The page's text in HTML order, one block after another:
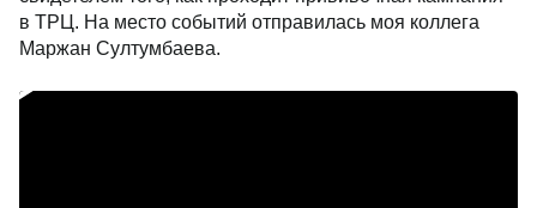
в ТРЦ. На место событий отправилась моя коллега
Маржан Султумбаева.